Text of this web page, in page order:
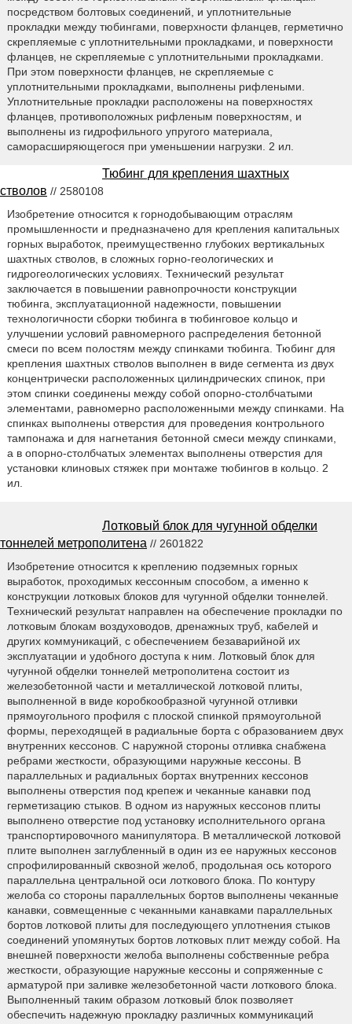
посредством болтовых соединений, и уплотнительные
прокладки между тюбингами, поверхности фланцев, герметично
скрепляемые с уплотнительными прокладками, и поверхности
фланцев, не скрепляемые с уплотнительными прокладками.
При этом поверхности фланцев, не скрепляемые с
уплотнительными прокладками, выполнены рифлеными.
Уплотнительные прокладки расположены на поверхностях
фланцев, противоположных рифленым поверхностям, и
выполнены из гидрофильного упругого материала,
саморасширяющегося при уменьшении нагрузки. 2 ил.
Тюбинг для крепления шахтных
стволов // 2580108
Изобретение относится к горнодобывающим отраслям
промышленности и предназначено для крепления капитальных
горных выработок, преимущественно глубоких вертикальных
шахтных стволов, в сложных горно-геологических и
гидрогеологических условиях. Технический результат
заключается в повышении равнопрочности конструкции
тюбинга, эксплуатационной надежности, повышении
технологичности сборки тюбинга в тюбинговое кольцо и
улучшении условий равномерного распределения бетонной
смеси по всем полостям между спинками тюбинга. Тюбинг для
крепления шахтных стволов выполнен в виде сегмента из двух
концентрически расположенных цилиндрических спинок, при
этом спинки соединены между собой опорно-столбчатыми
элементами, равномерно расположенными между спинками. На
спинках выполнены отверстия для проведения контрольного
тампонажа и для нагнетания бетонной смеси между спинками,
а в опорно-столбчатых элементах выполнены отверстия для
установки клиновых стяжек при монтаже тюбингов в кольцо. 2
ил.
Лотковый блок для чугунной обделки
тоннелей метрополитена // 2601822
Изобретение относится к креплению подземных горных
выработок, проходимых кессонным способом, а именно к
конструкции лотковых блоков для чугунной обделки тоннелей.
Технический результат направлен на обеспечение прокладки по
лотковым блокам воздуховодов, дренажных труб, кабелей и
других коммуникаций, с обеспечением безаварийной их
эксплуатации и удобного доступа к ним. Лотковый блок для
чугунной обделки тоннелей метрополитена состоит из
железобетонной части и металлической лотковой плиты,
выполненной в виде коробкообразной чугунной отливки
прямоугольного профиля с плоской спинкой прямоугольной
формы, переходящей в радиальные борта с образованием двух
внутренних кессонов. С наружной стороны отливка снабжена
ребрами жесткости, образующими наружные кессоны. В
параллельных и радиальных бортах внутренних кессонов
выполнены отверстия под крепеж и чеканные канавки под
герметизацию стыков. В одном из наружных кессонов плиты
выполнено отверстие под установку исполнительного органа
транспортировочного манипулятора. В металлической лотковой
плите выполнен заглубленный в один из ее наружных кессонов
спрофилированный сквозной желоб, продольная ось которого
параллельна центральной оси лоткового блока. По контуру
желоба со стороны параллельных бортов выполнены чеканные
канавки, совмещенные с чеканными канавками параллельных
бортов лотковой плиты для последующего уплотнения стыков
соединений упомянутых бортов лотковых плит между собой. На
внешней поверхности желоба выполнены собственные ребра
жесткости, образующие наружные кессоны и сопряженные с
арматурой при заливке железобетонной части лоткового блока.
Выполненный таким образом лотковый блок позволяет
обеспечить надежную прокладку различных коммуникаций